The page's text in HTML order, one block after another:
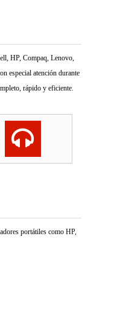
HP, Compaq, Lenovo,
especial atención durante
rápido y eficiente.
portátiles como HP,